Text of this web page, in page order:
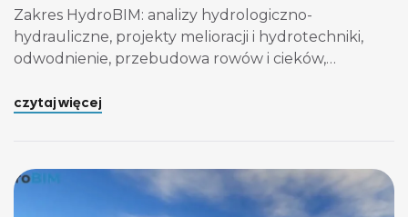
Zakres HydroBIM: analizy hydrologiczno-
hydrauliczne, projekty melioracji i hydrotechniki,
odwodnienie, przebudowa rowów i cieków,
wodnoprawne.
czytaj więcej